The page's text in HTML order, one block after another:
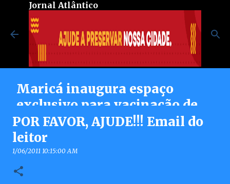
Pular para o conteúdo principal
Jornal Atlântico
Maricá inaugura espaço
exclusivo para vacinação de
pessoas autistas no Centro de
Vacinação Integrada
8/07/2026 08:37:00 PM
POR FAVOR, AJUDE!!! Email do
leitor
1/06/2011 10:15:00 AM